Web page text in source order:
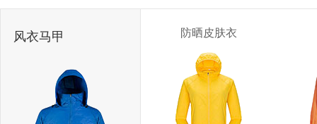
风衣马甲 防晒皮肤衣